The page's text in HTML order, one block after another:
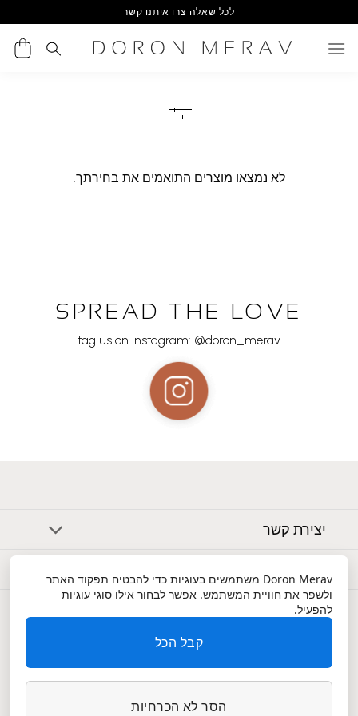
to
content
לכל שאלה צרו איתנו קשר
לא נמצאו מוצרים התואמים את בחירתך.
SPREAD THE LOVE
tag us on Instagram: @doron_merav
יצירת קשר
שירות לקוחות
Doron Merav משתמשים בעוגיות כדי להבטיח תפקוד האתר
ולשפר את חוויית המשתמש. אפשר לבחור אילו סוגי עוגיות
להפעיל.
קבל הכל
הסר לא הכרחיות